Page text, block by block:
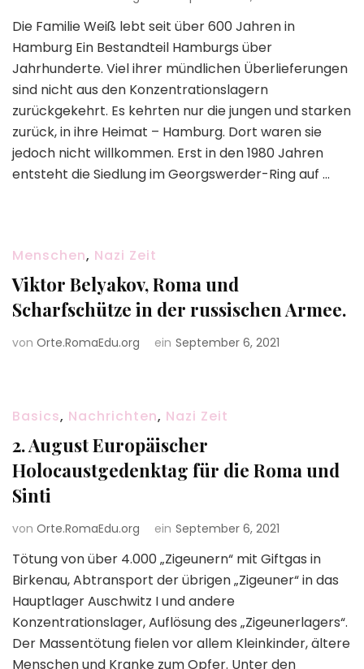
Die Familie Weiß lebt seit über 600 Jahren in
Hamburg Ein Bestandteil Hamburgs über
Jahrhunderte. Viel ihrer mündlichen Überlieferungen
sind nicht aus den Konzentrationslagern
zurückgekehrt. Es kehrten nur die jungen und starken
zurück, in ihre Heimat – Hamburg. Dort waren sie
jedoch nicht willkommen. Erst in den 1980 Jahren
entsteht die Siedlung im Georgswerder-Ring auf …
Menschen, Nazi Zeit
Viktor Belyakov, Roma und
Scharfschütze in der russischen Armee.
von Orte.RomaEdu.org ein September 6, 2021
Basics, Nachrichten, Nazi Zeit
2. August Europäischer
Holocaustgedenktag für die Roma und
Sinti
von Orte.RomaEdu.org ein September 6, 2021
Tötung von über 4.000 „Zigeunern“ mit Giftgas in
Birkenau, Abtransport der übrigen „Zigeuner“ in das
Hauptlager Auschwitz I und andere
Konzentrationslager, Auflösung des „Zigeunerlagers“.
Der Massentötung fielen vor allem Kleinkinder, ältere
Menschen und Kranke zum Opfer. Unter den